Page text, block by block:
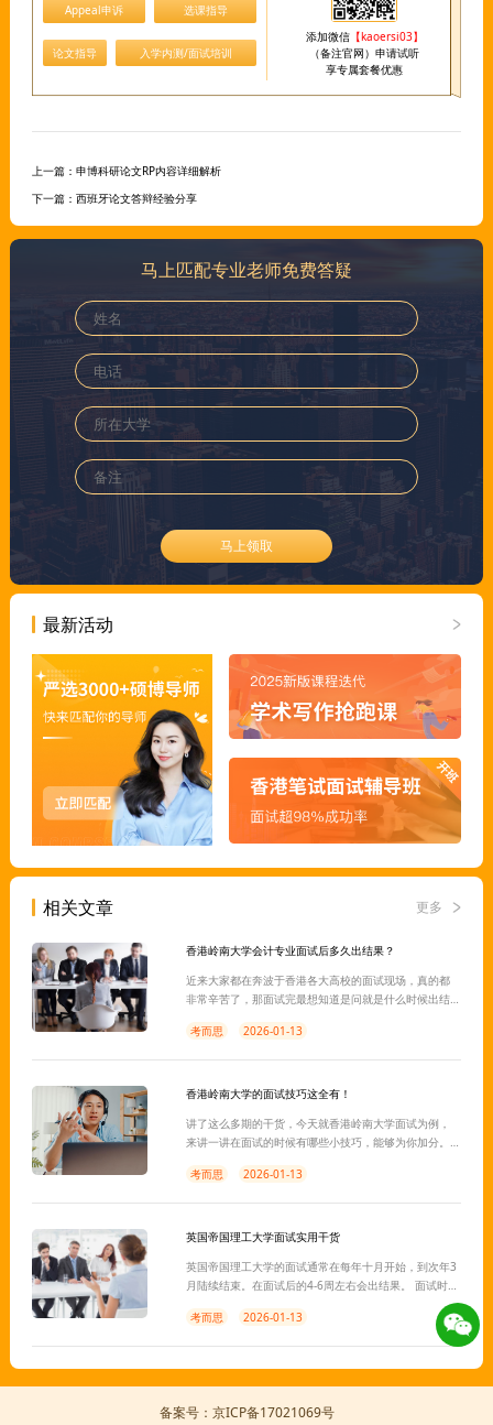
Appeal申诉 选课指导
论文指导 入学内测/面试培训
添加微信【kaoersi03】
（备注官网）申请试听
享专属套餐优惠
上一篇： 申博科研论文RP内容详细解析
下一篇： 西班牙论文答辩经验分享
马上匹配专业老师免费答疑
马上领取
最新活动
相关文章 更多
香港岭南大学会计专业面试后多久出结果？
近来大家都在奔波于香港各大高校的面试现场，真的都
非常辛苦了，那面试完最想知道是问就是什么时候出结
专业面试后多久出结果？” 香港岭南大学会计专业面试后
果想要面试通过率提高，那我们就要做到以下几点。
考而思 2026-01-13
香港岭南大学的面试技巧这全有！
讲了这么多期的干货，今天就香港岭南大学面试为例，
来讲一讲在面试的时候有哪些小技巧，能够为你加分。
邮件，然而发现自己还毫无准备，一窍不通！只能热锅
考而思 2026-01-13
英国帝国理工大学面试实用干货
英国帝国理工大学的面试通常在每年十月开始，到次年3
月陆续结束。在面试后的4-6周左右会出结果。 面试时间
一般30分钟，大部分的面试为一对一，面试包括三大部
分：General Questions、PS和解题部分。
考而思 2026-01-13
备案号：京ICP备17021069号